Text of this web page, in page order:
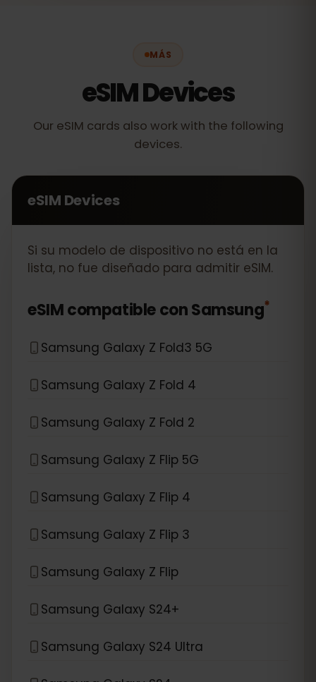
MÁS
eSIM Devices
Our eSIM cards also work with the following
devices.
eSIM Devices
Si su modelo de dispositivo no está en la
lista, no fue diseñado para admitir eSIM.
eSIM compatible conSamsung*
Samsung Galaxy Z Fold3 5G
Samsung Galaxy Z Fold 4
Samsung Galaxy Z Fold 2
Samsung Galaxy Z Flip 5G
Samsung Galaxy Z Flip 4
Samsung Galaxy Z Flip 3
Samsung Galaxy Z Flip
Samsung Galaxy S24+
Samsung Galaxy S24 Ultra